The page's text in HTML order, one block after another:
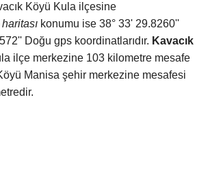
Köyü Kula ilçesine
konumu ise 38° 33' 29.8260''
Doğu gps koordinatlarıdır. Kavacık
ilçe merkezine 103 kilometre mesafe
Manisa şehir merkezine mesafesi